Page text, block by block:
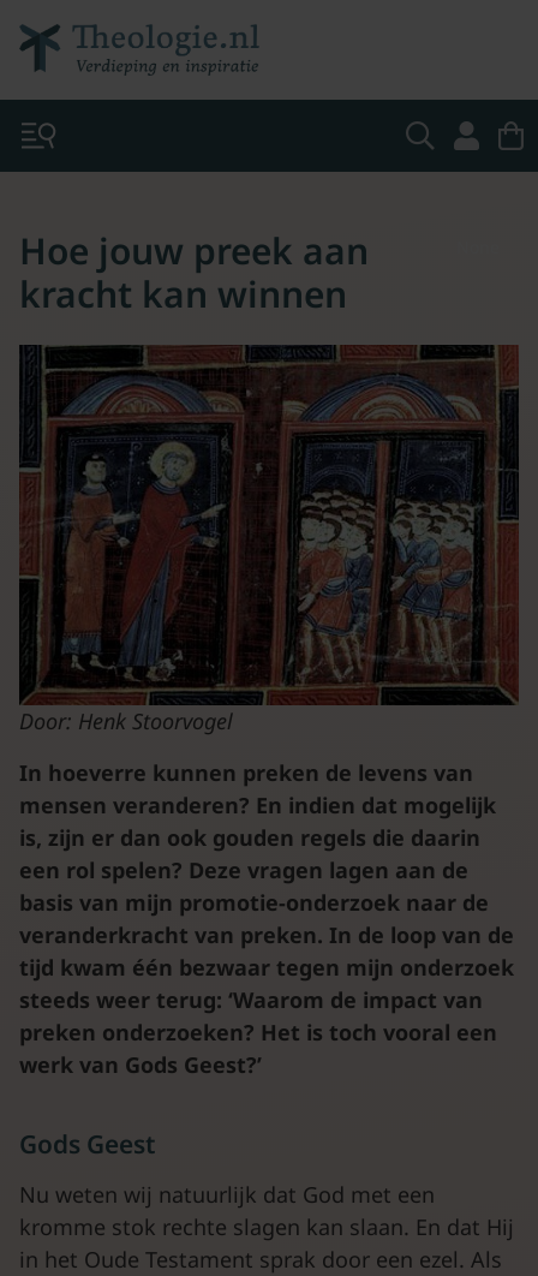
Hoe jouw preek aan
kracht kan winnen
Door: Henk Stoorvogel
In hoeverre kunnen preken de levens van
mensen veranderen? En indien dat mogelijk
is, zijn er dan ook gouden regels die daarin
een rol spelen? Deze vragen lagen aan de
basis van mijn promotie-onderzoek naar de
veranderkracht van preken. In de loop van de
tijd kwam één bezwaar tegen mijn onderzoek
steeds weer terug: ‘Waarom de impact van
preken onderzoeken? Het is toch vooral een
werk van Gods Geest?’
Gods Geest
Nu weten wij natuurlijk dat God met een
kromme stok rechte slagen kan slaan. En dat Hij
in het Oude Testament sprak door een ezel. Als